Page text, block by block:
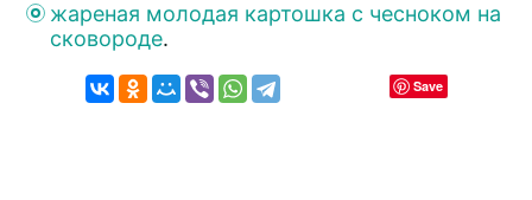
жареная молодая картошка с чесноком на
сковороде.
Save